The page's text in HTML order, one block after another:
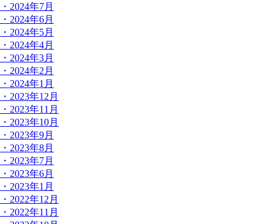
・2024年7月
・2024年6月
・2024年5月
・2024年4月
・2024年3月
・2024年2月
・2024年1月
・2023年12月
・2023年11月
・2023年10月
・2023年9月
・2023年8月
・2023年7月
・2023年6月
・2023年1月
・2022年12月
・2022年11月